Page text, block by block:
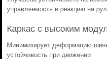
управляемость и реакцию на
Каркас с высоким
Минимизирует деформацию
устойчивость при движении